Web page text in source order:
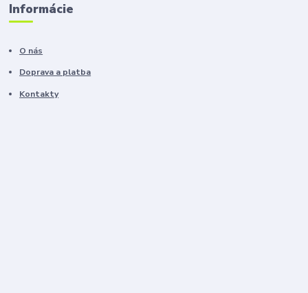
Informácie
O nás
Doprava a platba
Kontakty